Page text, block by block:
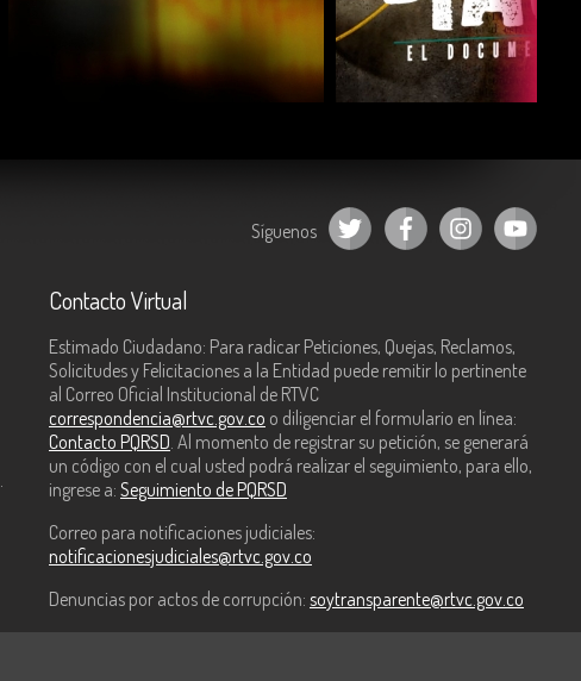
COMPARTIR COMPARTIR
Síguenos
Contacto Virtual
Estimado Ciudadano: Para radicar Peticiones, Quejas, Reclamos,
Solicitudes y Felicitaciones a la Entidad puede remitir lo pertinente
al Correo Oficial Institucional de RTVC
correspondencia@rtvc.gov.co o diligenciar el formulario en línea:
Contacto PQRSD . Al momento de registrar su petición, se generará
un código con el cual usted podrá realizar el seguimiento, para ello,
ingrese a: Seguimiento de PQRSD
Correo para notificaciones judiciales:
notificacionesjudiciales@rtvc.gov.co
Denuncias por actos de corrupción: soytransparente@rtvc.gov.co